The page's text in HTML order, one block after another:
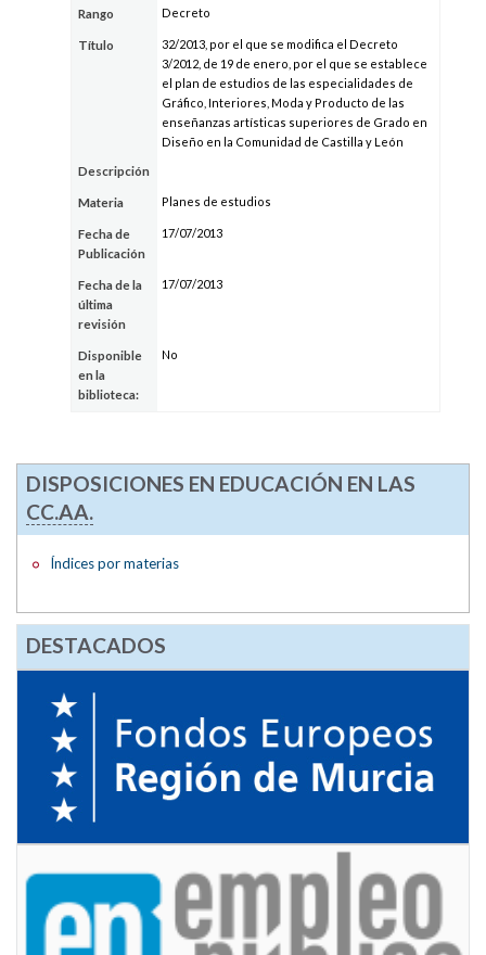
Rango Decreto
Título
32/2013, por el que se modifica el Decreto
3/2012, de 19 de enero, por el que se establece
el plan de estudios de las especialidades de
Gráfico, Interiores, Moda y Producto de las
enseñanzas artísticas superiores de Grado en
Diseño en la Comunidad de Castilla y León
Descripción
Materia Planes de estudios
Fecha de
Publicación
17/07/2013
Fecha de la
última
revisión
17/07/2013
Disponible
en la
biblioteca:
No
DISPOSICIONES EN EDUCACIÓN EN LAS
CC.AA.
Índices por materias
DESTACADOS